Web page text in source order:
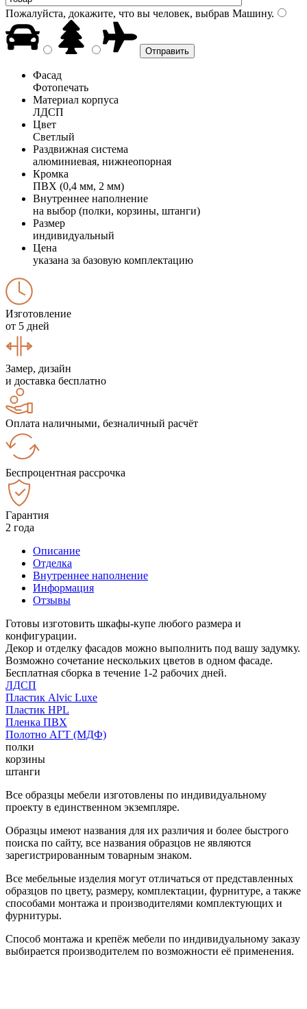
Пожалуйста, докажите, что вы человек, выбрав Машину.
Фасад
Фотопечать
Материал корпуса
ЛДСП
Цвет
Светлый
Раздвижная система
алюминиевая, нижнеопорная
Кромка
ПВХ (0,4 мм, 2 мм)
Внутреннее наполнение
на выбор (полки, корзины, штанги)
Размер
индивидуальный
Цена
указана за базовую комплектацию
Изготовление
от 5 дней
Замер, дизайн
и доставка бесплатно
Оплата наличными, безналичный расчёт
Беспроцентная рассрочка
Гарантия
2 года
Описание
Отделка
Внутреннее наполнение
Информация
Отзывы
Готовы изготовить шкафы-купе любого размера и
конфигурации.
Декор и отделку фасадов можно выполнить под вашу задумку.
Возможно сочетание нескольких цветов в одном фасаде.
Бесплатная сборка в течение 1-2 рабочих дней.
ЛДСП
Пластик Alvic Luxe
Пластик HPL
Пленка ПВХ
Полотно АГТ (МДФ)
полки
корзины
штанги
Все образцы мебели изготовлены по индивидуальному
проекту в единственном экземпляре.
Образцы имеют названия для их различия и более быстрого
поиска по сайту, все названия образцов не являются
зарегистрированным товарным знаком.
Все мебельные изделия могут отличаться от представленных
образцов по цвету, размеру, комплектации, фурнитуре, а также
способами монтажа и производителями комплектующих и
фурнитуры.
Способ монтажа и крепёж мебели по индивидуальному заказу
выбирается производителем по возможности её применения.